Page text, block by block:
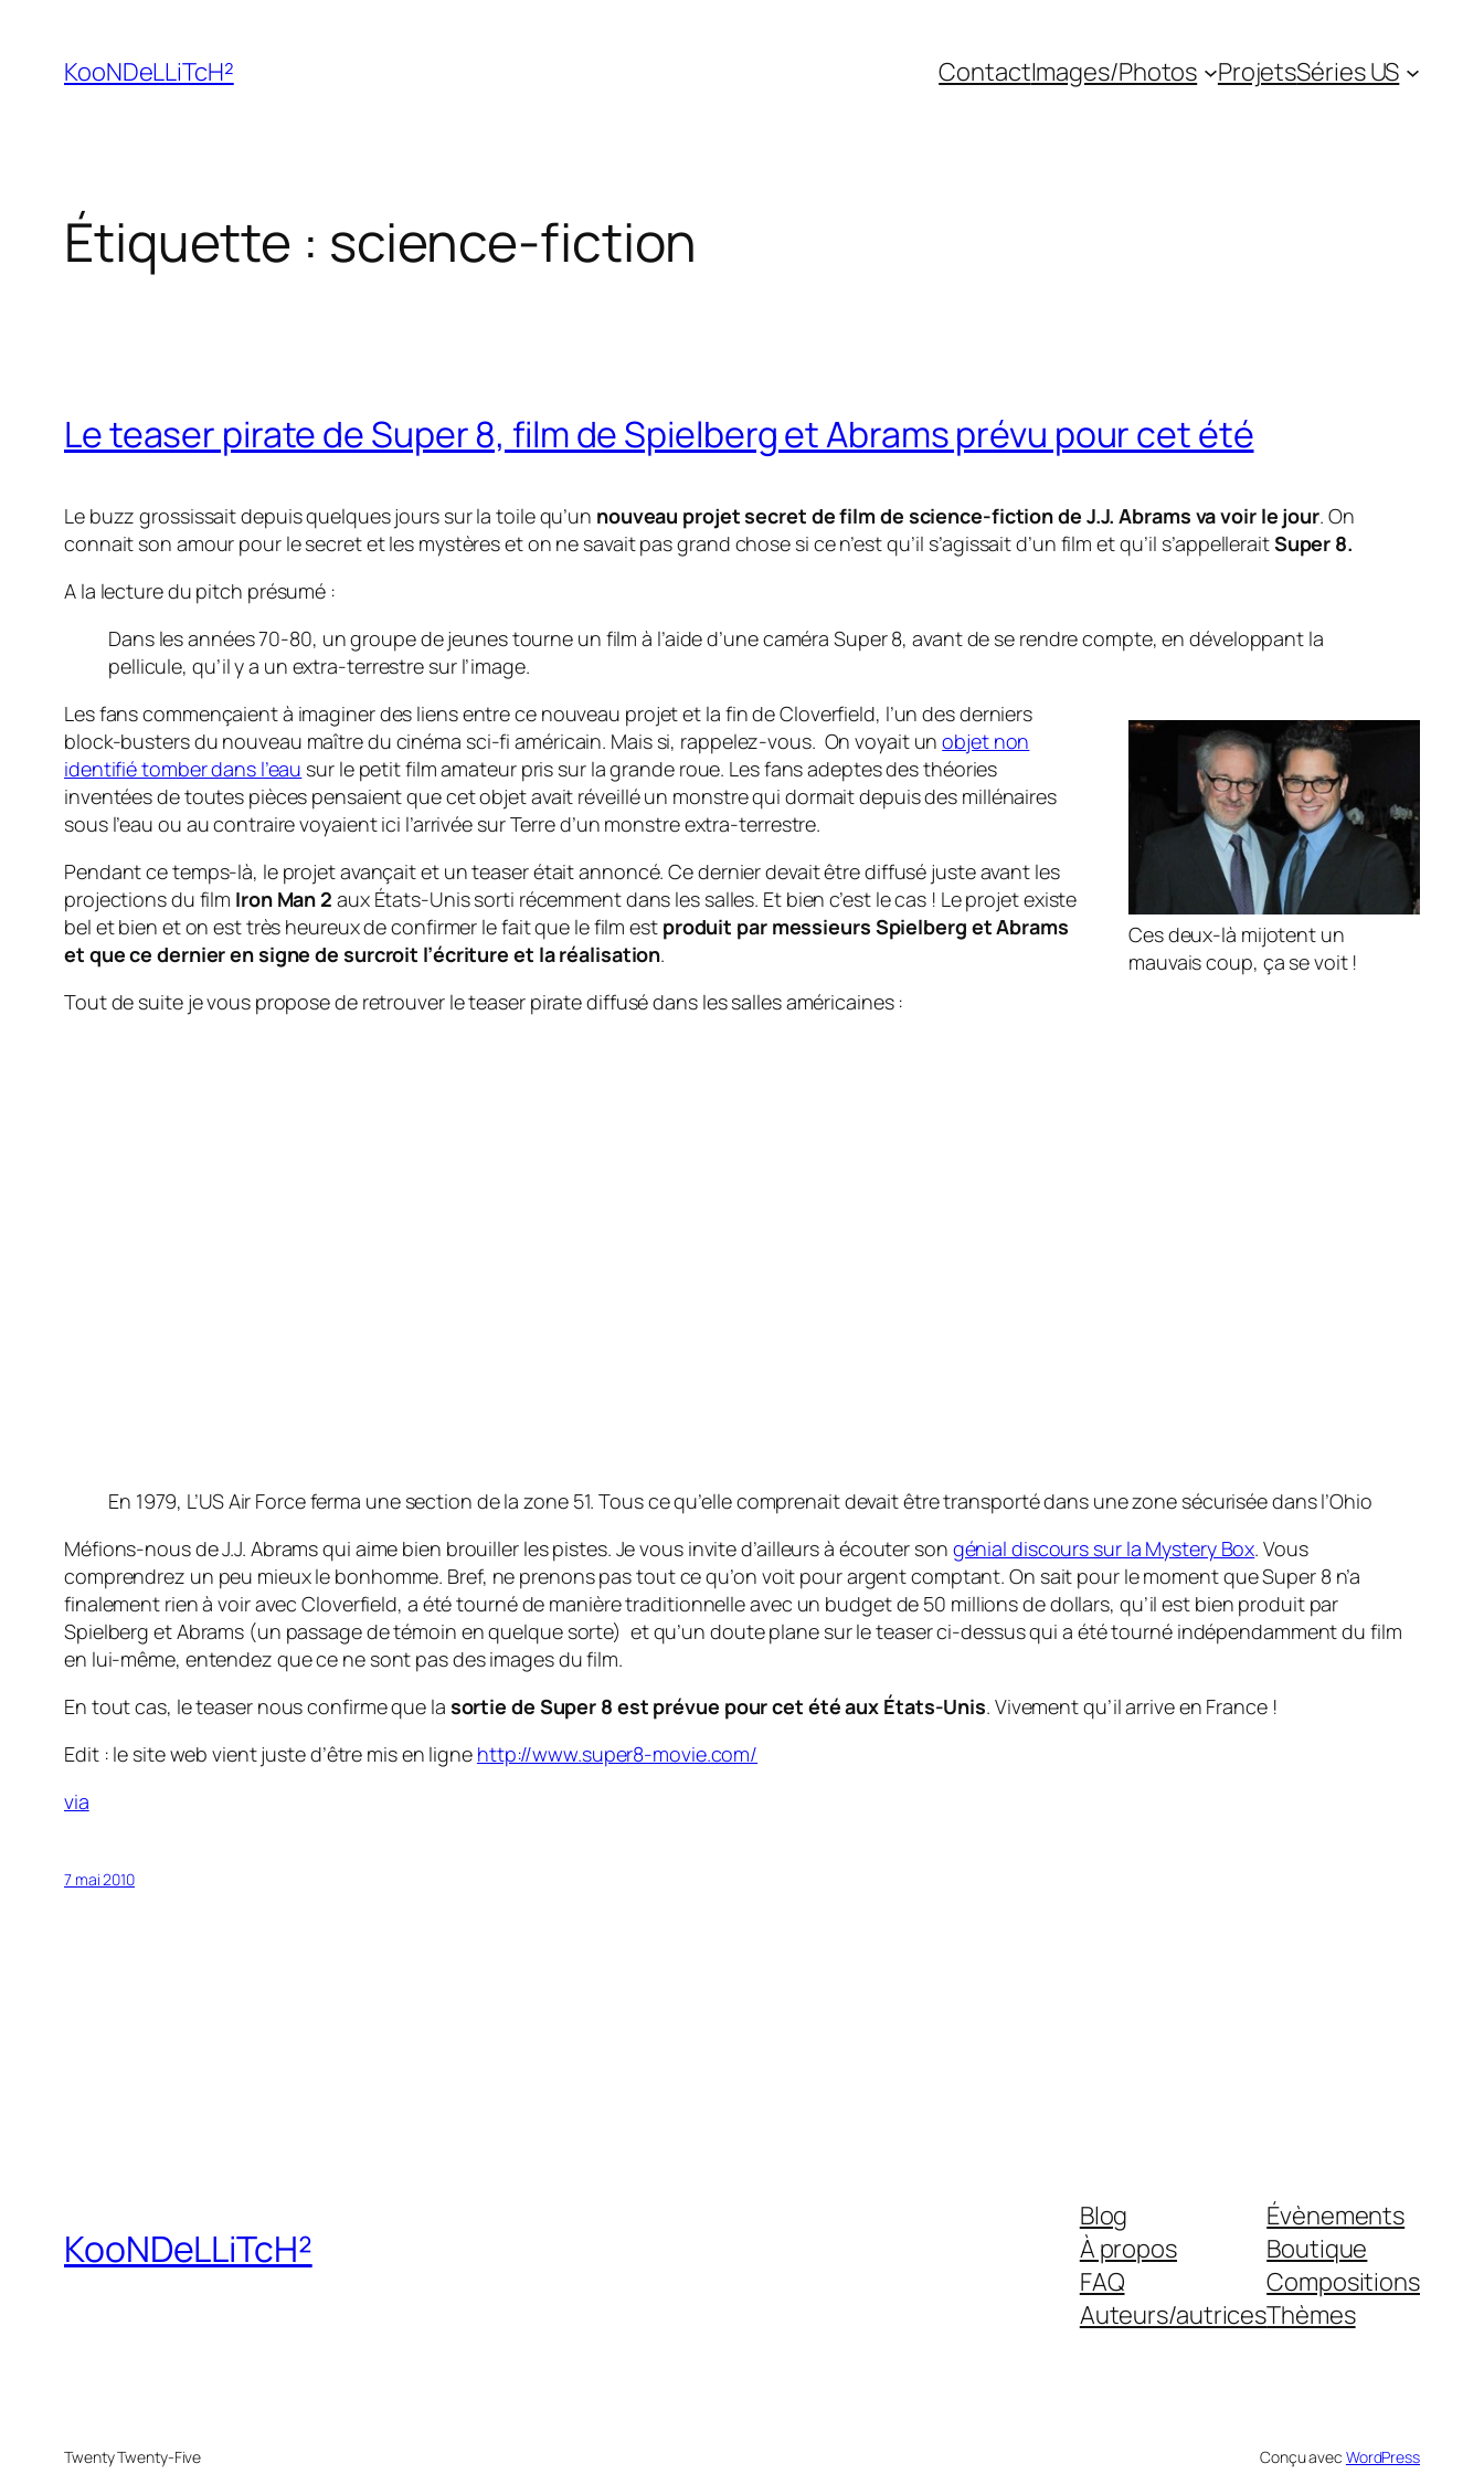
contenu
KooNDeLLiTcH² ContactImages/Photos ProjetsSéries US
Étiquette : science-fiction
Le teaser pirate de Super 8, film de Spielberg et Abrams prévu pour cet été
Le buzzgrossissait depuis quelques jours sur la toile qu’un nouveau projet secret de film de science-fiction de J.J. Abrams va voir le jour. On
connait son amour pour le secret et les mystères et on ne savait pas grand chose si ce n’est qu’il s’agissait d’un film et qu’il s’appelleraitSuper 8.
A la lecture du pitch présumé :
Dans les années 70-80, un groupe de jeunes tourne un film à l’aide d’une caméra Super 8, avant de se rendre compte, en développant la
pellicule, qu’il y a un extra-terrestre sur l’image.
Ces deux-là mijotent un
mauvais coup, ça se voit !
Les fans commençaient à imaginer des liens entre ce nouveau projet et la fin de Cloverfield, l’un des derniers
block-bustersdu nouveau maître du cinéma sci-fi américain. Mais si, rappelez-vous. On voyait unobjet non
identifié tomber dans l’eau sur le petit film amateur pris sur la grande roue. Les fans adeptes des théories
inventées de toutes pièces pensaient que cet objet avait réveillé un monstre qui dormait depuis des millénaires
sous l’eau ou au contraire voyaient ici l’arrivée sur Terre d’un monstre extra-terrestre.
Pendant ce temps-là, le projet avançait et unteaserétait annoncé. Ce dernier devait être diffusé juste avant les
projections du film Iron Man 2 aux États-Unis sorti récemment dans les salles. Et bien c’est le cas ! Le projet existe
bel et bien et on est très heureux de confirmer le fait que le film estproduit par messieurs Spielberg et Abrams
et que ce dernier en signe de surcroit l’écriture et la réalisation.
Tout de suite je vous propose de retrouver leteaser pirate diffusé dans les salles américaines :
En 1979, L’US Air Force ferma une section de la zone 51. Tous ce qu’elle comprenait devait être transporté dans une zone sécurisée dans l’Ohio
Méfions-nous de J.J. Abrams qui aime bien brouiller les pistes. Je vous invite d’ailleurs à écouter son génial discours sur la Mystery Box. Vous
comprendrez un peu mieux le bonhomme. Bref, ne prenons pas tout ce qu’on voit pour argent comptant. On sait pour le moment que Super 8 n’a
finalement rien à voir avec Cloverfield, a été tourné de manière traditionnelle avec un budget de 50 millions de dollars, qu’il est bien produit par
Spielberg et Abrams (un passage de témoin en quelque sorte) et qu’un doute plane sur leteaserci-dessus qui a été tourné indépendamment du film
en lui-même, entendez que ce ne sont pas des images du film.
En tout cas, leteaser nous confirme que la sortie de Super 8 est prévue pour cet été aux États-Unis. Vivement qu’il arrive en France !
Edit : le site web vient juste d’être mis en ligne http://www.super8-movie.com/
via
7 mai 2010
KooNDeLLiTcH²
Blog
À propos
FAQ
Auteurs/autrices
Évènements
Boutique
Compositions
Thèmes
Twenty Twenty-Five Conçu avec WordPress